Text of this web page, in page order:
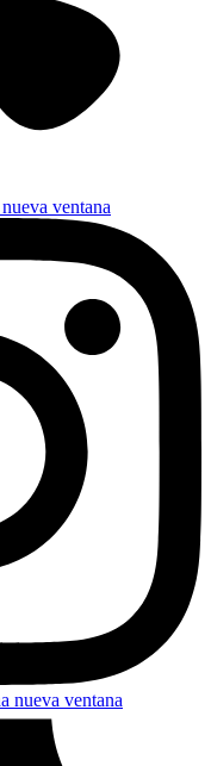
ventana
nueva ventana